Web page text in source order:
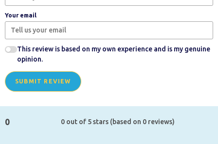
Your email
This review is based on my own experience and is my genuine
opinion.
SUBMIT REVIEW
0 0 out of 5 stars (based on 0 reviews)